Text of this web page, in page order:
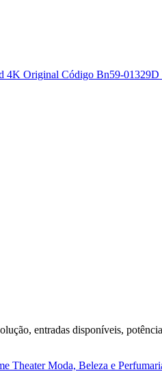
4K Original Código Bn59-
entradas disponíveis,
TheaterModa, Beleza e